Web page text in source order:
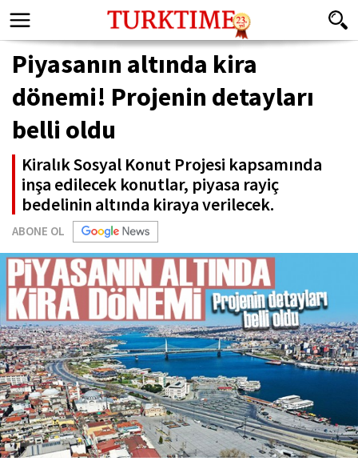
Piyasanın altında kira
dönemi! Projenin detayları
belli oldu
Kiralık Sosyal Konut Projesi kapsamında
inşa edilecek konutlar, piyasa rayiç
bedelinin altında kiraya verilecek.
ABONE OL